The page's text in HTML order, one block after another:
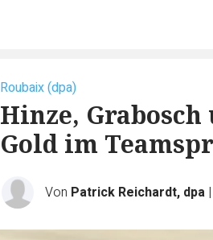
Roubaix (dpa)
Hinze,
Gold im
Von Patrick Reichardt, dpa |